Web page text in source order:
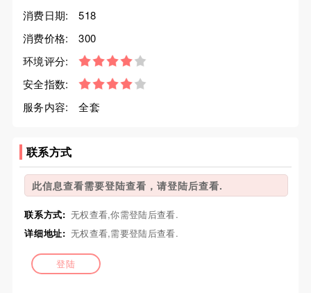
消费日期:
518
消费价格:
300
环境评分:
安全指数:
服务内容:
全套
联系方式
此信息查看需要登陆查看，请登陆后查看.
联系方式: 无权查看,你需登陆后查看.
详细地址: 无权查看,需要登陆后查看.
登陆